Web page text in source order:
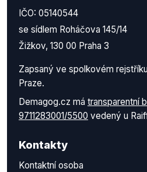
IČO: 05140544
se sídlem Roháčova 145/14
Žižkov, 130 00 Praha 3
Zapsaný ve spolkovém
Praze.
Demagog.cz má transparentní
9711283001/5500 vedený u
Kontakty
Kontaktní osoba